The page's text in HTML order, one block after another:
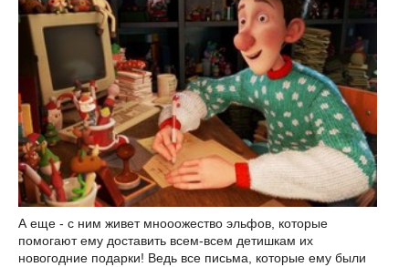
А еще - с ним живет мнооожество эльфов, которые
помогают ему доставить всем-всем детишкам их
новогодние подарки! Ведь все письма, которые ему были